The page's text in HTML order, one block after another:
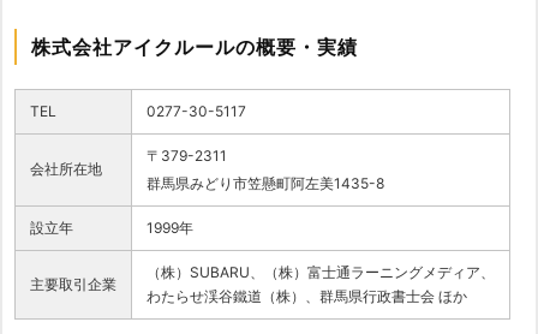
株式会社アイクルールの概要・実績
TEL 0277-30-5117
会社所在地
〒379-2311
群馬県みどり市笠懸町阿左美1435-8
設立年 1999年
主要取引企業
（株）SUBARU、（株）富士通ラーニングメディア、
わたらせ渓谷鐵道（株）、群馬県行政書士会 ほか